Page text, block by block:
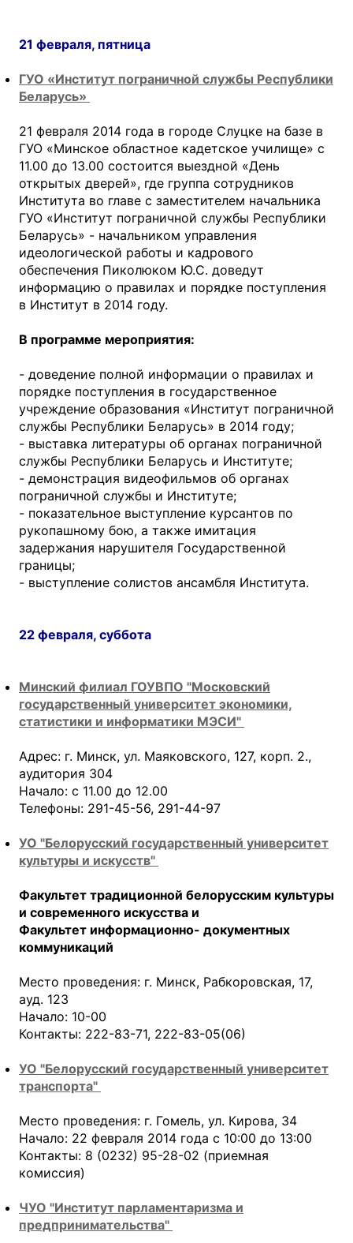
21 февраля, пятница
ГУО «Институт пограничной службы Республики
Беларусь»
21 февраля 2014 года в городе Слуцке на базе в
ГУО «Минское областное кадетское училище» с
11.00 до 13.00 состоится выездной «День
открытых дверей», где группа сотрудников
Института во главе с заместителем начальника
ГУО «Институт пограничной службы Республики
Беларусь» - начальником управления
идеологической работы и кадрового
обеспечения Пиколюком Ю.С. доведут
информацию о правилах и порядке поступления
в Институт в 2014 году.
В программе мероприятия:
- доведение полной информации о правилах и
порядке поступления в государственное
учреждение образования «Институт пограничной
службы Республики Беларусь» в 2014 году;
- выставка литературы об органах пограничной
службы Республики Беларусь и Институте;
- демонстрация видеофильмов об органах
пограничной службы и Институте;
- показательное выступление курсантов по
рукопашному бою, а также имитация
задержания нарушителя Государственной
границы;
- выступление солистов ансамбля Института.
22 февраля, суббота
Минский филиал ГОУВПО "Московский
государственный университет экономики,
статистики и информатики МЭСИ"
Адрес: г. Минск, ул. Маяковского, 127, корп. 2.,
аудитория 304
Начало: с 11.00 до 12.00
Телефоны: 291-45-56, 291-44-97
УО "Белорусский государственный университет
культуры и искусств"
Факультет традиционной белорусским культуры
и современного искусства и
Факультет информационно- документных
коммуникаций
Место проведения: г. Минск, Рабкоровская, 17,
ауд. 123
Начало: 10-00
Контакты: 222-83-71, 222-83-05(06)
УО "Белорусский государственный университет
транспорта"
Место проведения: г. Гомель, ул. Кирова, 34
Начало: 22 февраля 2014 года с 10:00 до 13:00
Контакты: 8 (0232) 95-28-02 (приемная
комиссия)
ЧУО "Институт парламентаризма и
предпринимательства"